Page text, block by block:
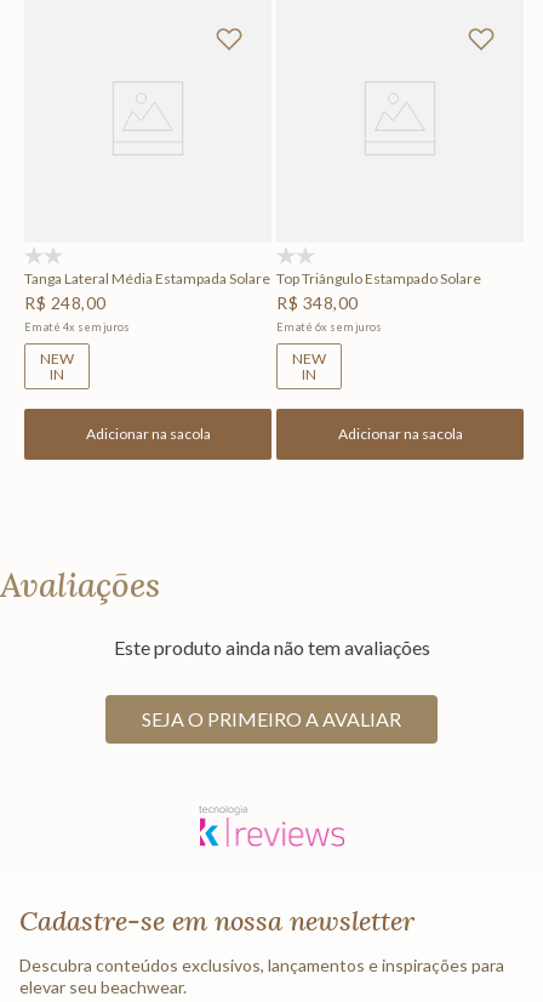
Tanga Lateral Média Estampada Solare
R$ 248,00
Em até 4x sem juros
NEW
IN
Adicionar na sacola
Top Triângulo Estampado Solare
R$ 348,00
Em até 6x sem juros
NEW
IN
Adicionar na sacola
Avaliações
Este produto ainda não tem avaliações
SEJA O PRIMEIRO A AVALIAR
Cadastre-se em nossa newsletter
Descubra conteúdos exclusivos, lançamentos e inspirações para
elevar seu beachwear.